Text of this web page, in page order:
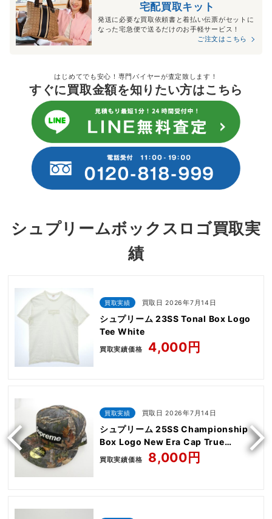
宅配買取キット
発送に必要な買取依頼書と着払い伝票がセットに
なった宅急便で送るだけのお手軽サービス！
ご注文はこちら
はじめてでも安心！専門バイヤーが査定致します！
すぐに買取金額を知りたい方はこちら
シュプリームボックスロゴ買取実
績
買取実績 買取日 2026年7月14日
シュプリーム 23SS Tonal Box Logo
Tee White
買取実績価格 4,000円
買取実績 買取日 2026年7月14日
シュプリーム 25SS Championship
Box Logo New Era Cap True
Timber Kanati camo
買取実績価格 8,000円